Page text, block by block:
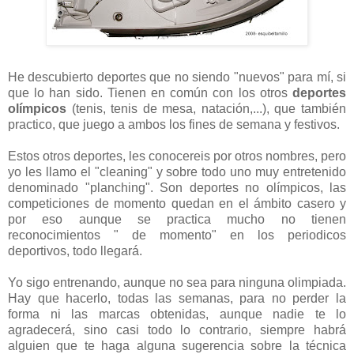
He descubierto deportes que no siendo "nuevos" para mí, si
que lo han sido. Tienen en común con los otros deportes
olímpicos (tenis, tenis de mesa, natación,...), que también
practico, que juego a ambos los fines de semana y festivos.
Estos otros deportes, les conocereis por otros nombres, pero
yo les llamo el "cleaning" y sobre todo uno muy entretenido
denominado "planching". Son deportes no olímpicos, las
competiciones de momento quedan en el ámbito casero y
por eso aunque se practica mucho no tienen
reconocimientos " de momento" en los periodicos
deportivos, todo llegará.
Yo sigo entrenando, aunque no sea para ninguna olimpiada.
Hay que hacerlo, todas las semanas, para no perder la
forma ni las marcas obtenidas, aunque nadie te lo
agradecerá, sino casi todo lo contrario, siempre habrá
alguien que te haga alguna sugerencia sobre la técnica